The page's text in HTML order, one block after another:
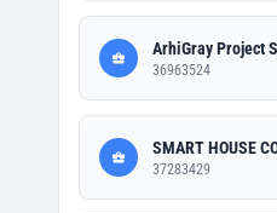
ArhiGray Project
36963524
SMART HOUSE
37283429